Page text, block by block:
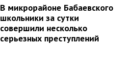
В микрорайоне Бабаевского
школьники за сутки
совершили несколько
серьезных преступлений